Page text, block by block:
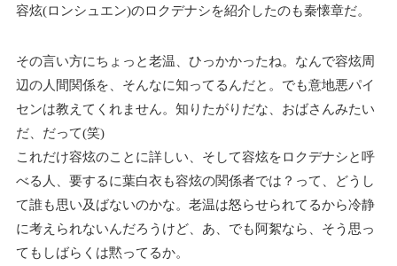
容炫(ロンシュエン)のロクデナシを紹介したのも秦懐章だ。
その言い方にちょっと老温、ひっかかったね。なんで容炫周
辺の人間関係を、そんなに知ってるんだと。でも意地悪パイ
センは教えてくれません。知りたがりだな、おばさんみたい
だ、だって(笑)
これだけ容炫のことに詳しい、そして容炫をロクデナシと呼
べる人、要するに葉白衣も容炫の関係者では？って、どうし
て誰も思い及ばないのかな。老温は怒らせられてるから冷静
に考えられないんだろうけど、あ、でも阿絮なら、そう思っ
てもしばらくは黙ってるか。